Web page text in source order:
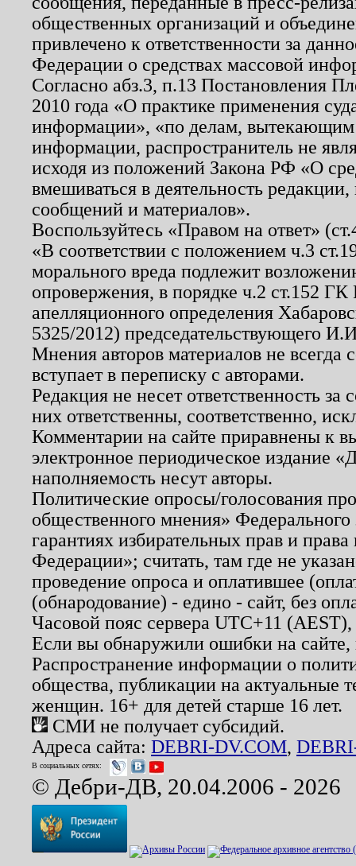
общественных организаций и
привлечено к ответственности за
Федерации о средствах массовой
Согласно абз.3, п.13 Постановления
2010 года «О практике применения
информации», «по делам, вытекающим
информации, распространитель не
исходя из положений Закона РФ «О
вмешиваться в деятельность
сообщений и материалов».
Воспользуйтесь «Правом на ответ»
«В соответствии с положением ч.3
морального вреда подлежит
опровержения, в порядке ч.2 ст.152
апелляционного определения
5325/2012) председательствующего
Мнения авторов материалов не
вступает в переписку с авторами.
Редакция не несет ответственность
них ответственны, соответственно,
Комментарии на сайте приравнены к
электронное периодическое издание
наполняемость несут авторы.
Политические опросы/голосования
общественного мнения»
гарантиях избирательных прав и
Федерации»; считать, там где не
проведение опроса и оплатившее
(обнародование) - едино - сайт, без
Часовой пояс сервера UTC+11
Если вы обнаружили ошибки на
Распространение информации о
общества, публикации на актуальные
женщин. 16+ для детей старше 16 лет.
СМИ не получает субсидий.
Адреса сайта: DEBRI-DV.COM,
В социальных сетях:
© Дебри-ДВ, 20.04.2006 - 2026